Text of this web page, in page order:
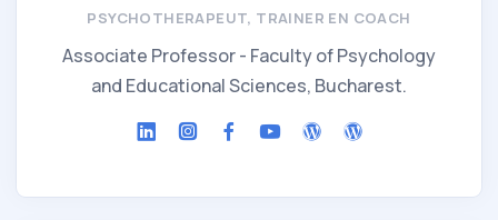
PSYCHOTHERAPEUT, TRAINER EN COACH
Associate Professor - Faculty of Psychology
and Educational Sciences, Bucharest.